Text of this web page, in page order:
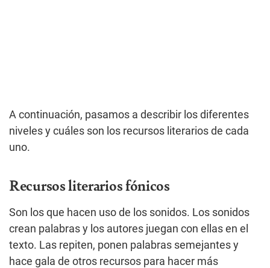
A continuación, pasamos a describir los diferentes
niveles y cuáles son los recursos literarios de cada
uno.
Recursos literarios fónicos
Son los que hacen uso de los sonidos. Los sonidos
crean palabras y los autores juegan con ellas en el
texto. Las repiten, ponen palabras semejantes y
hace gala de otros recursos para hacer más